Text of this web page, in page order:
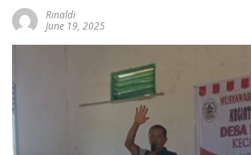
Rinaldi
June 19, 2025